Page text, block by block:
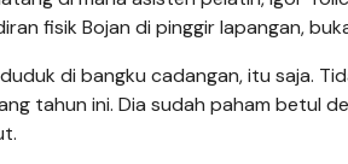
fisik Bojan di pinggir lapangan,
di bangku cadangan, itu saja.
tahun ini. Dia sudah paham betul